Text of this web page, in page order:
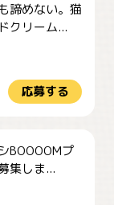
諦めない。猫
クリーム...
応募する
BOOOOMプ
集しま...